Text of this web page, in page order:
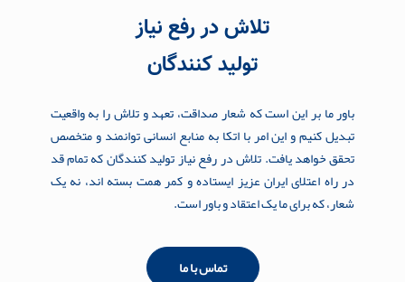
تلاش در رفع نیاز
تولید کنندگان
باور ما بر این است که شعار صداقت، تعهد و تلاش را به واقعیت
تبدیل کنیم و این امر با اتکا به منابع انسانی توانمند و متخصص
تحقق خواهد یافت. تلاش در رفع نیاز تولید کنندگان که تمام قد
در راه اعتلای ایران عزیز ایستاده و کمر همت بسته اند، نه یک
شعار، که برای ما یک اعتقاد و باور است.
تماس با ما